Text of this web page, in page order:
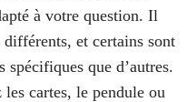
à votre question. Il
et certains sont
spécifiques que d’autres.
les cartes, le pendule ou